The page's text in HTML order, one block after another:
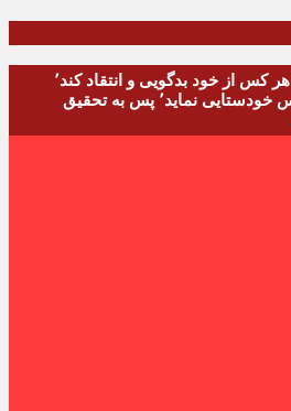
امام علی (ع) می فرماید : هر کس از خود بدگویی و انتقاد کند٬
خود را اصلاح کرده و هر کس خودستایی نماید٬ پس به تحقیق